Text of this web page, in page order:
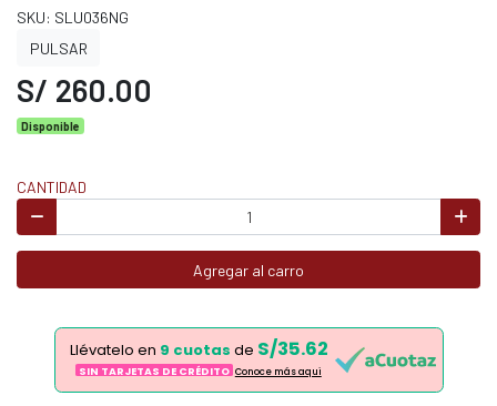
SKU: SLU036NG
PULSAR
S/ 260.00
Disponible
CANTIDAD
Agregar al carro
Llévatelo en 9 cuotas de S/35.62
SIN TARJETAS DE CRÉDITO Conoce más aqui